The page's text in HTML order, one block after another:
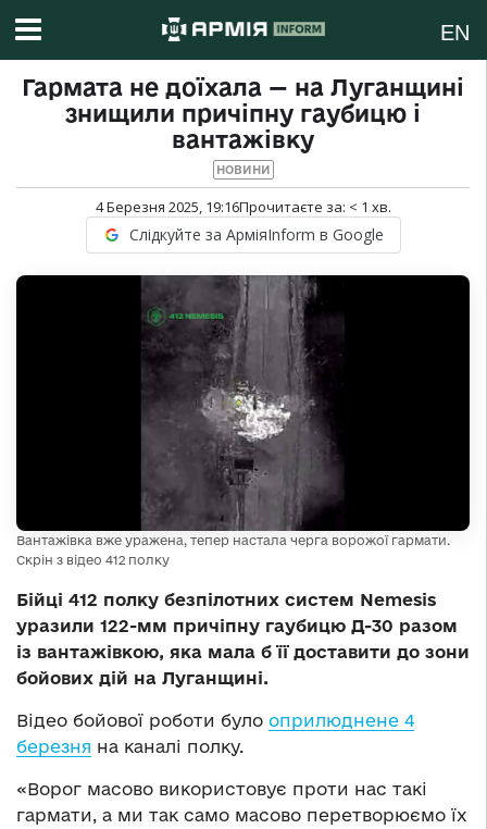
EN
Гармата не доїхала — на Луганщині
знищили причіпну гаубицю і
вантажівку
НОВИНИ
4 Березня 2025, 19:16Прочитаєте за: < 1 хв.
Слідкуйте за АрміяInform в Google
Вантажівка вже уражена, тепер настала черга ворожої гармати.
Скрін з відео 412 полку
Бійці 412 полку безпілотних систем Nemesis
уразили 122-мм причіпну гаубицю Д-30 разом
із вантажівкою, яка мала б її доставити до зони
бойових дій на Луганщині.
Відео бойової роботи було оприлюднене 4
березня на каналі полку.
«Ворог масово використовує проти нас такі
гармати, а ми так само масово перетворюємо їх